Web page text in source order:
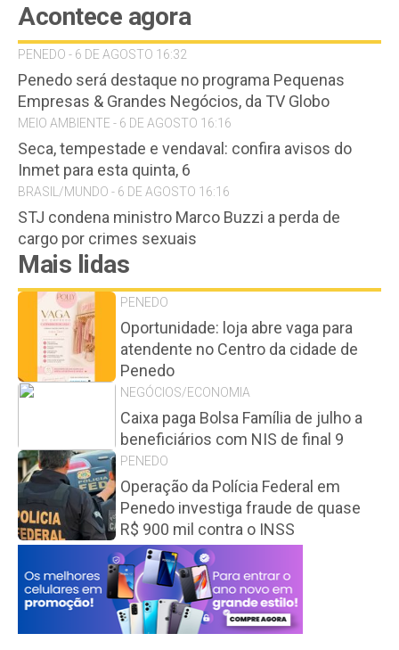
Acontece agora
PENEDO - 6 DE AGOSTO 16:32
Penedo será destaque no programa Pequenas
Empresas & Grandes Negócios, da TV Globo
MEIO AMBIENTE - 6 DE AGOSTO 16:16
Seca, tempestade e vendaval: confira avisos do
Inmet para esta quinta, 6
BRASIL/MUNDO - 6 DE AGOSTO 16:16
STJ condena ministro Marco Buzzi a perda de
cargo por crimes sexuais
Mais lidas
PENEDO
Oportunidade: loja abre vaga para
atendente no Centro da cidade de
Penedo
NEGÓCIOS/ECONOMIA
Caixa paga Bolsa Família de julho a
beneficiários com NIS de final 9
PENEDO
Operação da Polícia Federal em
Penedo investiga fraude de quase
R$ 900 mil contra o INSS